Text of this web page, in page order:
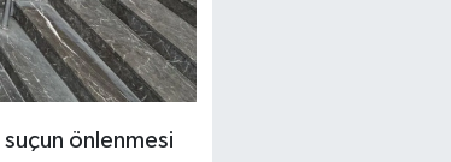
suçun önlenmesi